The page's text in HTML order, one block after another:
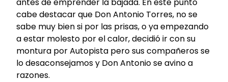
cabe destacar que Don Antonio Torres, no se
sabe muy bien si por las prisas, o ya empezando
a estar molesto por el calor, decidió ir con su
montura por Autopista pero sus compañeros se
lo desaconsejamos y Don Antonio se avino a
razones.